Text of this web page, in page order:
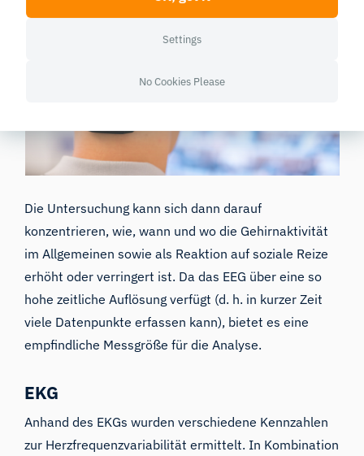
Die Untersuchung kann sich dann darauf
konzentrieren, wie, wann und wo die Gehirnaktivität
im Allgemeinen sowie als Reaktion auf soziale Reize
erhöht oder verringert ist. Da das EEG über eine so
hohe zeitliche Auflösung verfügt (d. h. in kurzer Zeit
viele Datenpunkte erfassen kann), bietet es eine
empfindliche Messgröße für die Analyse.
EKG
Anhand des EKGs wurden verschiedene Kennzahlen
zur Herzfrequenzvariabilität ermittelt. In Kombination
Settings
No Cookies Please